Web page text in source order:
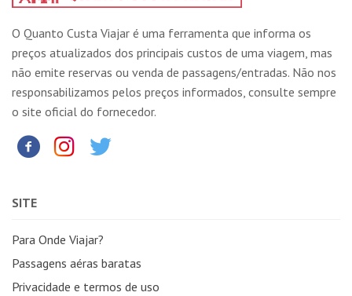
O Quanto Custa Viajar é uma ferramenta que informa os
preços atualizados dos principais custos de uma viagem, mas
não emite reservas ou venda de passagens/entradas. Não nos
responsabilizamos pelos preços informados, consulte sempre
o site oficial do fornecedor.
SITE
Para Onde Viajar?
Passagens aéras baratas
Privacidade e termos de uso